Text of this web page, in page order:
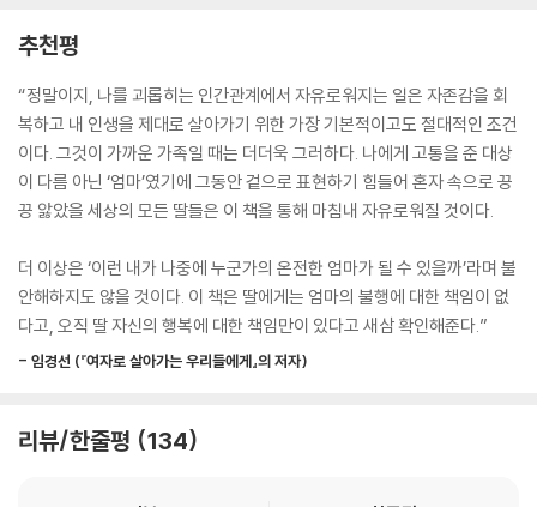
데. 내가 대체 무슨 짓을 하는 거지?’
--- p.55
사토코의 기억 속 엄마는 언제나 부엌에 서 있었다. 초등학교 시절 사토코
가 일어날 무렵이면 이미 할아버지와 할머니는 식사를 마친 상태였다. 사
토코가 할머니 손길에 잠자리에서 일어나 옷을 갈아입고 식탁에 앉았을 때
친 사토코가 대문을 나설 때도 엄마는 여전히 부엌에 있었다. 사토코가 학
교에서 돌아왔을 때 역시 엄마는 부엌에 있었다.
--- p.89
게 이럴 수는 없다고 생각했지만 역시 아무 말도 하지 못했다. 그때 “아니,
‘이렇듯 내 기분을 대변하는 책을 만나 놀랍습니다.’
‘불행한 엄마를 남겨두고 혼자 행복해지는 것에 이루 말할 수 없는 죄책감
을 느끼고 있었습니다. 하지만 이 책을 읽고 나서 나는 잘못하지 않았다는
것을 깨달았고, 앞으로 살아갈 인생의 용기를 얻었습니다.’
‘엄마는 나에게 대체 왜 그럴까? 그 수수께끼의 답을 찾을 수 있었습니다.’
2012년 처음 출간된 이 책의 도서정보란에는 최근까지도 이 책으로 많은
도움을 얻었다는 독자 리뷰가 달리고 있다. 한국과 마찬가지로 가족관계에
각별한 일본 독자들은 왜 이렇게 오랫동안 이 책에 관심을 보였을까? 그리
고 왜 그 주제는 ‘엄마와 딸’ 이었을까?일본뿐만 아니라 한국 사회에도 ‘사
이 많이 나온다. 대표적인 예가 ‘독친’ 즉, 독이 되는 부모라는 단어다. 한 세
대를 살아온 엄마는 자신도 모르는 사이 그 사회가 원하는 프레임을 어느
추천평
“정말이지, 나를 괴롭히는 인간관계에서 자유로워지는 일은 자존감을 회
복하고 내 인생을 제대로 살아가기 위한 가장 기본적이고도 절대적인 조건
이다. 그것이 가까운 가족일 때는 더더욱 그러하다. 나에게 고통을 준 대상
이 다름 아닌 ‘엄마’였기에 그동안 겉으로 표현하기 힘들어 혼자 속으로 끙
끙 앓았을 세상의 모든 딸들은 이 책을 통해 마침내 자유로워질 것이다.
더 이상은 ‘이런 내가 나중에 누군가의 온전한 엄마가 될 수 있을까’라며 불
안해하지도 않을 것이다. 이 책은 딸에게는 엄마의 불행에 대한 책임이 없
다고, 오직 딸 자신의 행복에 대한 책임만이 있다고 새삼 확인해준다.”
- 임경선 (『여자로 살아가는 우리들에게』의 저자)
리뷰/한줄평 134